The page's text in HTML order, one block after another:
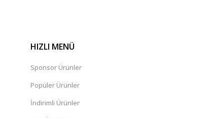
HIZLI MENÜ
Sponsor Ürünler
Popüler Ürünler
İndirimli Ürünler